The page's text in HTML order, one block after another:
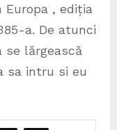
, ediția
a. De atunci
se lărgească
sa intru si eu